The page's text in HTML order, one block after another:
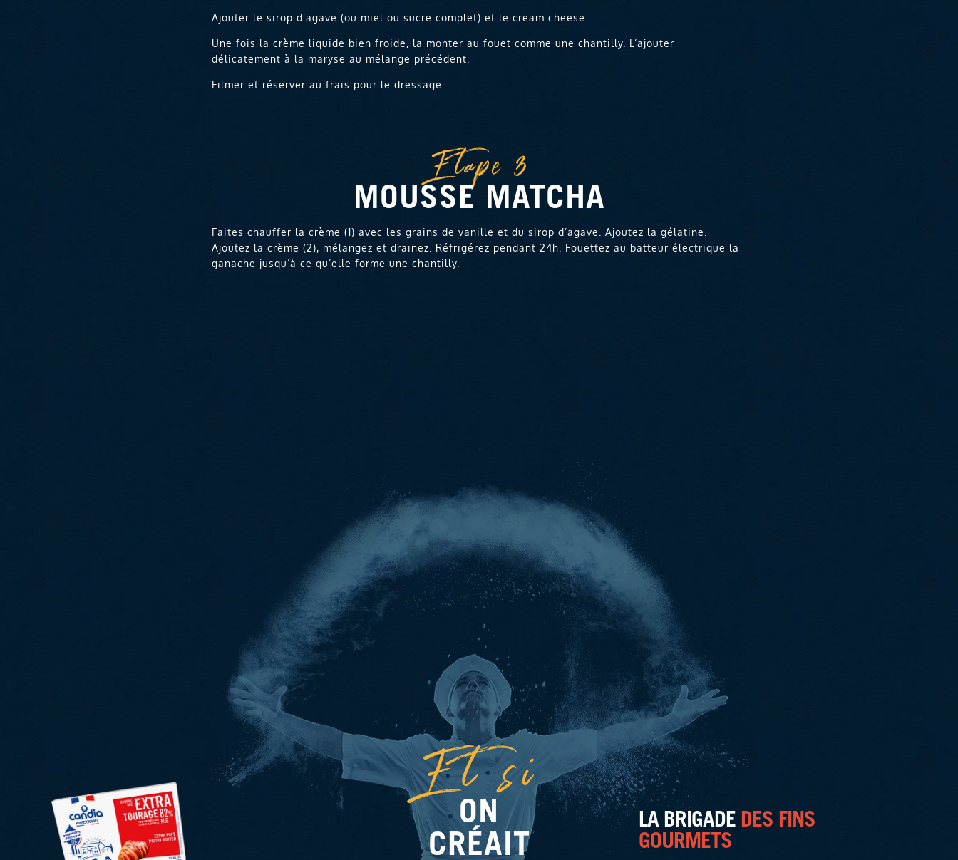
Ajouter le sirop d’agave (ou miel ou sucre complet) et le cream cheese.
Une fois la crème liquide bien froide, la monter au fouet comme une chantilly. L’ajouter
délicatement à la maryse au mélange précédent.
Filmer et réserver au frais pour le dressage.
Etape 3
MOUSSE MATCHA
Faites chauffer la crème (1) avec les grains de vanille et du sirop d’agave. Ajoutez la gélatine.
Ajoutez la crème (2), mélangez et drainez. Réfrigérez pendant 24h. Fouettez au batteur électrique la
ganache jusqu’à ce qu’elle forme une chantilly.
Et si
ON
CRÉAIT
LA BRIGADE DES FINS
GOURMETS